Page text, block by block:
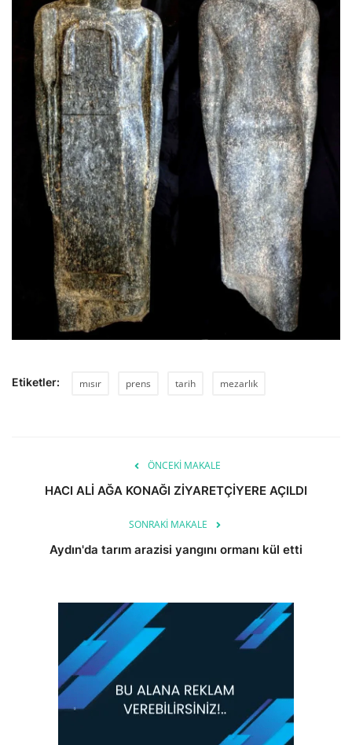
Etiketler: mısır prens tarih mezarlık
ÖNCEKI MAKALE
HACI ALİ AĞA KONAĞI ZİYARETÇİYERE AÇILDI
SONRAKI MAKALE
Aydın'da tarım arazisi yangını ormanı kül etti